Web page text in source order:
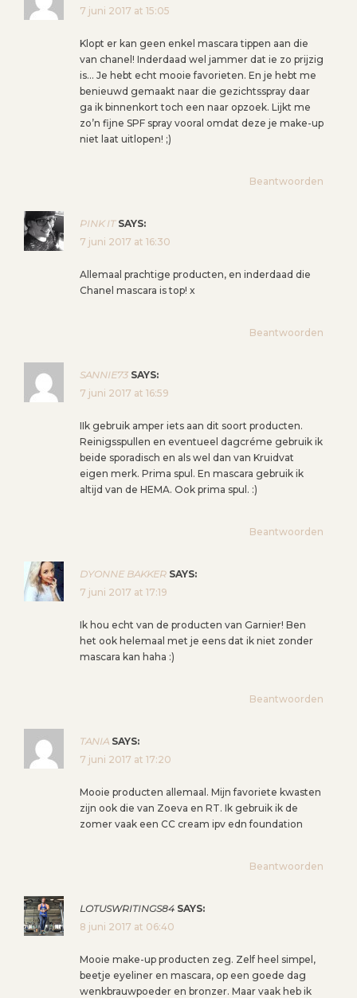
7 juni 2017 at 15:05
Klopt er kan geen enkel mascara tippen aan die
van chanel! Inderdaad wel jammer dat ie zo prijzig
is… Je hebt echt mooie favorieten. En je hebt me
benieuwd gemaakt naar die gezichtsspray daar
ga ik binnenkort toch een naar opzoek. Lijkt me
zo’n fijne SPF spray vooral omdat deze je make-up
niet laat uitlopen! ;)
Beantwoorden
PINK IT SAYS:
7 juni 2017 at 16:30
Allemaal prachtige producten, en inderdaad die
Chanel mascara is top! x
Beantwoorden
SANNIE73 SAYS:
7 juni 2017 at 16:59
IIk gebruik amper iets aan dit soort producten.
Reinigsspullen en eventueel dagcréme gebruik ik
beide sporadisch en als wel dan van Kruidvat
eigen merk. Prima spul. En mascara gebruik ik
altijd van de HEMA. Ook prima spul. :)
Beantwoorden
DYONNE BAKKER SAYS:
7 juni 2017 at 17:19
Ik hou echt van de producten van Garnier! Ben
het ook helemaal met je eens dat ik niet zonder
mascara kan haha :)
Beantwoorden
TANIA SAYS:
7 juni 2017 at 17:20
Mooie producten allemaal. Mijn favoriete kwasten
zijn ook die van Zoeva en RT. Ik gebruik ik de
zomer vaak een CC cream ipv edn foundation
Beantwoorden
LOTUSWRITINGS84 SAYS:
8 juni 2017 at 06:40
Mooie make-up producten zeg. Zelf heel simpel,
beetje eyeliner en mascara, op een goede dag
wenkbrauwpoeder en bronzer. Maar vaak heb ik